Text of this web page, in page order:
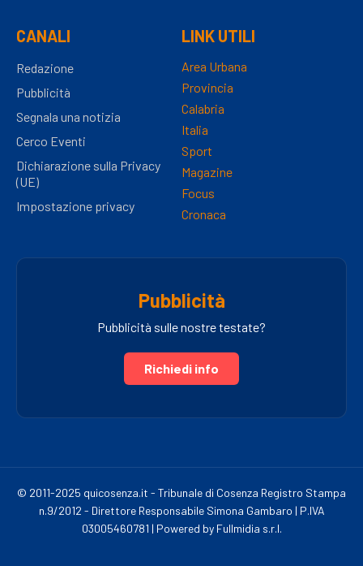
CANALI
Redazione
Pubblicità
Segnala una notizia
Cerco Eventi
Dichiarazione sulla Privacy
(UE)
Impostazione privacy
LINK UTILI
Area Urbana
Provincia
Calabria
Italia
Sport
Magazine
Focus
Cronaca
Pubblicità
Pubblicità sulle nostre testate?
Richiedi info
© 2011-2025 quicosenza.it - Tribunale di Cosenza Registro Stampa
n.9/2012 - Direttore Responsabile Simona Gambaro | P.IVA
03005460781 | Powered by Fullmidia s.r.l.